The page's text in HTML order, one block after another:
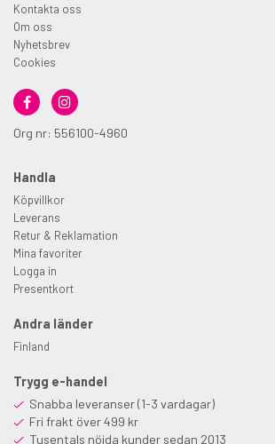
Kontakta oss
Om oss
Nyhetsbrev
Cookies
Org nr: 556100-4960
Handla
Köpvillkor
Leverans
Retur & Reklamation
Mina favoriter
Logga in
Presentkort
Andra länder
Finland
Trygg e-handel
Snabba leveranser (1-3 vardagar)
Fri frakt över 499 kr
Tusentals nöjda kunder sedan 2013